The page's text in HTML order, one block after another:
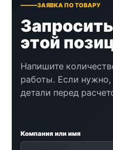
ЗАЯВКА ПО ТОВАРУ
этой
Напишите
работы. Если
детали перед
Компания или имя